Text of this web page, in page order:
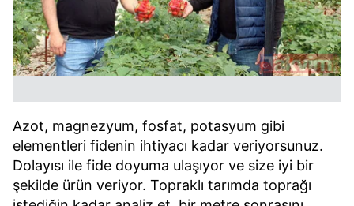
Azot, magnezyum, fosfat, potasyum gibi
elementleri fidenin ihtiyacı kadar veriyorsunuz.
Dolayısı ile fide doyuma ulaşıyor ve size iyi bir
şekilde ürün veriyor. Topraklı tarımda toprağı